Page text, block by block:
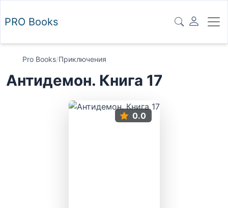
PRO Books
Pro Books/Приключения
Антидемон. Книга 17
0.0